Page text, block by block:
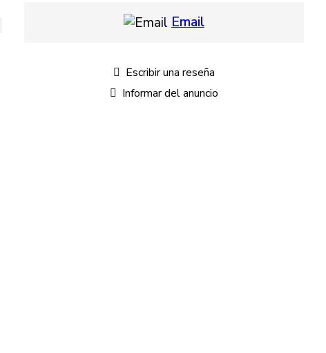
Email
Escribir una reseña
Informar del anuncio